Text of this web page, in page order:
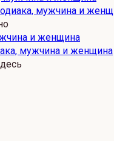
мужчина и
мужчина и женщина